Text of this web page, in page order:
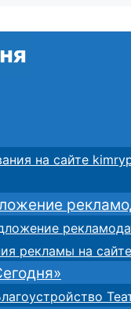
на сайте
рекламы на сайте